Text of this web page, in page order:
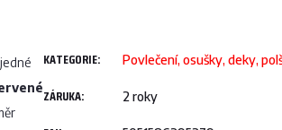
KATEGORIE: Povlečení, osušky, deky,
ZÁRUKA: 2 roky